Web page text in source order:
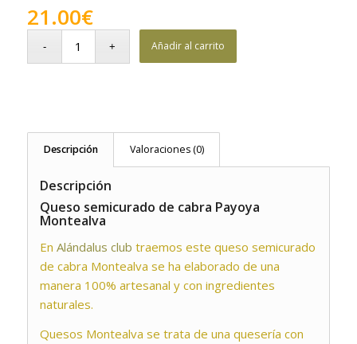
21.00€
Añadir al carrito
Descripción Valoraciones (0)
Descripción
Queso semicurado de cabra Payoya
Montealva
En Alándalus club traemos este queso semicurado
de cabra Montealva se ha elaborado de una
manera 100% artesanal y con ingredientes
naturales.
Quesos Montealva se trata de una quesería con